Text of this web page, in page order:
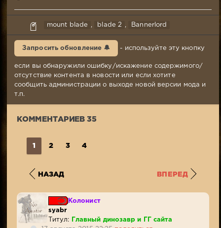
Pav
17-
21:39
Комментариев:
35
mount blade , blade 2 , Bannerlord
Запросить обновление 🔔 - используйте эту кнопку
если вы обнаружили ошибку/искажение содержимого/
отсутствие контента в новости или если хотите
сообщить администрации о выходе новой версии мода и
т.п.
КОММЕНТАРИЕВ 35
1 2 3 4
НАЗАД ВПЕРЕД
Колонист
syabr
Титул:
Главный динозавр и ГГ сайта